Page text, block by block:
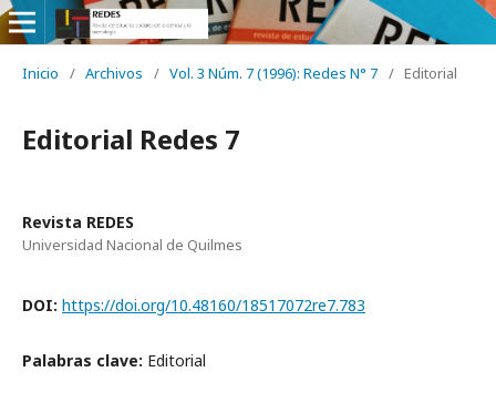
Inicio / Archivos / Vol. 3 Núm. 7 (1996): Redes N° 7 / Editorial
Editorial Redes 7
Revista REDES
Universidad Nacional de Quilmes
DOI: https://doi.org/10.48160/18517072re7.783
Palabras clave: Editorial